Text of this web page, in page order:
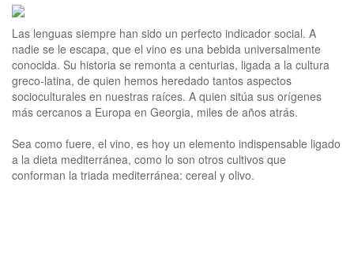
Las lenguas siempre han sido un perfecto indicador social. A
nadie se le escapa, que el vino es una bebida universalmente
conocida. Su historia se remonta a centurias, ligada a la cultura
greco-latina, de quien hemos heredado tantos aspectos
socioculturales en nuestras raíces. A quien sitúa sus orígenes
más cercanos a Europa en Georgia, miles de años atrás.
Sea como fuere, el vino, es hoy un elemento indispensable ligado
a la dieta mediterránea, como lo son otros cultivos que
conforman la triada mediterránea: cereal y olivo.